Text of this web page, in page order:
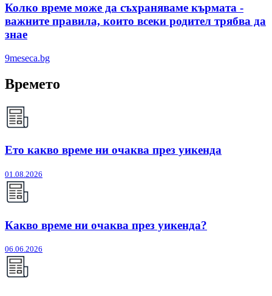
Колко време може да съхраняваме кърмата -
важните правила, които всеки родител трябва да
знае
9meseca.bg
Времето
Ето какво време ни очаква през уикенда
01.08.2026
Какво време ни очаква през уикенда?
06.06.2026